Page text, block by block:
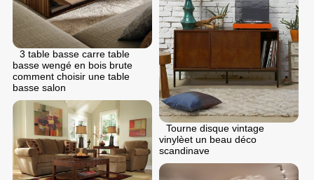
Tourne disque vintage
vinylèet un beau déco
scandinave
3 table basse carre table
basse wengé en bois brute
comment choisir une table
basse salon